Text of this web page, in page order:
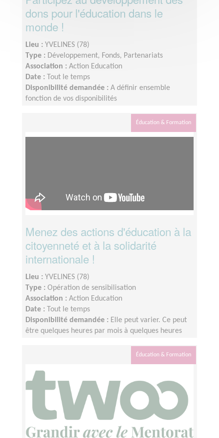
dons pour l'éducation dans le
monde !
Lieu : YVELINES (78)
Type : Développement, Fonds, Partenariats
Association : Action Education
Date :
Tout le temps
Disponibilité demandée : A définir ensemble
fonction de vos disponibilités
Éducation & Formation
Menez des actions d'éducation à la
citoyenneté et à la solidarité
internationale !
Lieu : YVELINES (78)
Type : Opération de sensibilisation
Association : Action Education
Date :
Tout le temps
Disponibilité demandée : Elle peut varier. Ce peut
être quelques heures par mois à quelques heures
Éducation & Formation